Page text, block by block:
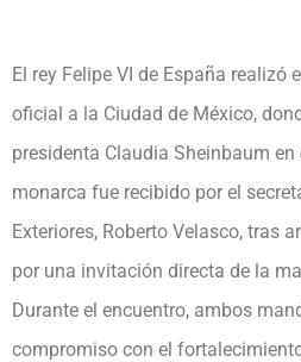
El rey Felipe VI de España realizó
oficial a la Ciudad de México,
presidenta Claudia Sheinbaum
monarca fue recibido por el
Exteriores, Roberto Velasco, tras
por una invitación directa de la
Durante el encuentro, ambos
compromiso con el